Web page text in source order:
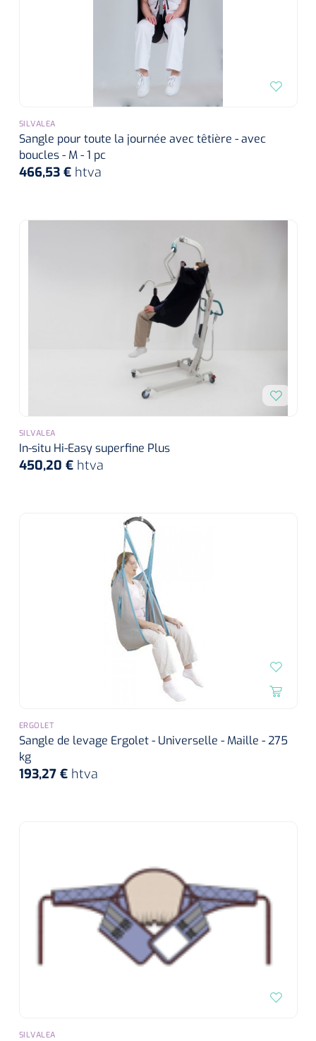
Dissolvant de couche adhésive
Ouates
Agraffes de fixation
SILVALEA
Sangle pour toute la journée avec têtière - avec
boucles - M - 1 pc
466,53 € htva
SILVALEA
In-situ Hi-Easy superfine Plus
450,20 € htva
ERGOLET
Sangle de levage Ergolet - Universelle - Maille - 275
kg
193,27 € htva
SILVALEA